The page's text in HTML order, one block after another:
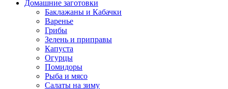
Домашние заготовки
Баклажаны и Кабачки
Варенье
Грибы
Зелень и приправы
Капуста
Огурцы
Помидоры
Рыба и мясо
Салаты на зиму